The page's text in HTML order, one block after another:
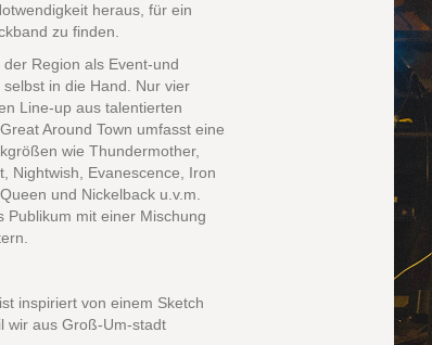
heraus, für ein
zu finden.
Region als Event-und
in die Hand. Nur vier
Line-up aus talentierten
Around Town umfasst eine
wie Thundermother,
Nightwish, Evanescence, Iron
und Nickelback u.v.m.
Publikum mit einer Mischung
inspiriert von einem Sketch
wir aus Groß-Um-stadt